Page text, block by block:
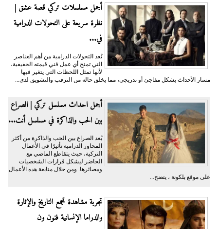
أجمل مسلسلات تركي قصة عشق |
نظرة سريعة على التحولات الدرامية
في...
تُعد التحولات الدرامية من أهم العناصر
التي تمنح أي عمل فني قيمته الحقيقية،
لأنها تمثل اللحظات التي يتغير فيها
مسار الأحداث بشكل مفاجئ أو تدريجي، مما يخلق حالة من الترقب والتشويق لدى...
أجمل احداث مسلسل تركي | الصراع
بين الحب والذاكرة في مسلسل أنت...
يُعد الصراع بين الحب والذاكرة من أكثر
المحاور الدرامية تأثيرًا في الأعمال
التركية، حيث يتقاطع الماضي مع
الحاضر ليشكل قرارات الشخصيات
ومصائرها. ومن خلال متابعة هذه الأعمال
على موقع بلكونة ، يتضح...
تجربة مشاهدة تجمع التاريخ والإثارة
والدراما الإنسانية فنون ون